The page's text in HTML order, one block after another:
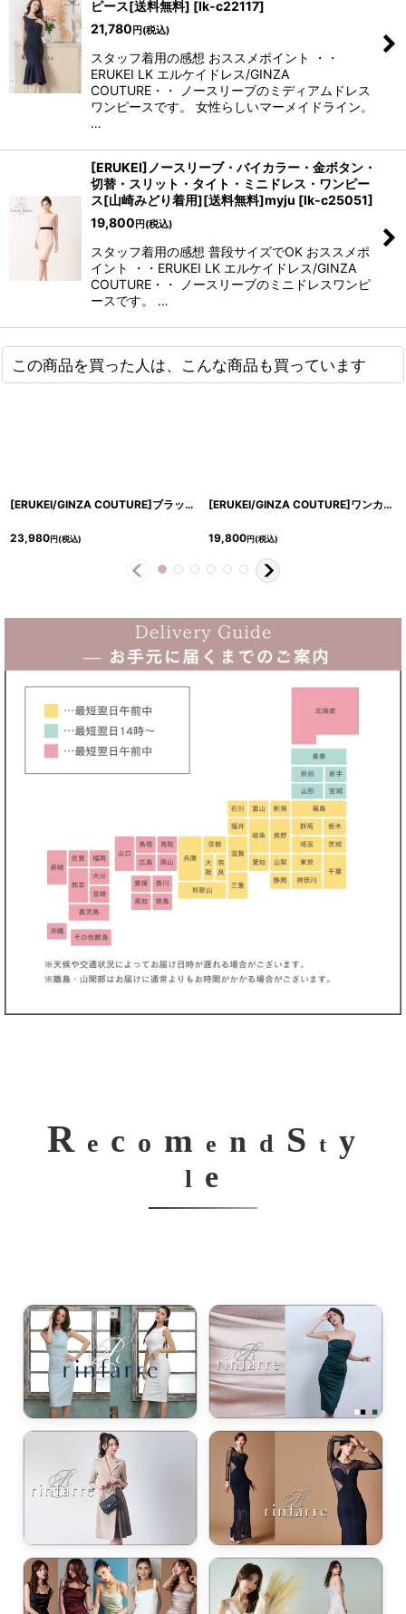
ピース[送料無料] [lk-c22117]
21,780 円 (税込)
スタッフ着用の感想 おススメポイント ・・
ERUKEI LK エルケイドレス/GINZA
COUTURE・・ ノースリーブのミディアムドレス
ワンピースです。 女性らしいマーメイドライン。
…
[ERUKEI]ノースリーブ・バイカラー・金ボタン・
切替・スリット・タイト・ミニドレス・ワンピー
ス[山崎みどり着用][送料無料]myju [lk-c25051]
19,800 円 (税込)
スタッフ着用の感想 普段サイズでOK おススメポ
イント ・・ERUKEI LK エルケイドレス/GINZA
COUTURE・・ ノースリーブのミニドレスワンピ
ースです。 …
この商品を買った人は、こんな商品も買っています
[ERUKEI/GINZA COUTURE]ブラック・シンプル・マーメイドライン・パフスリーブ・ミディアムドレス・ワンピース[送料無料]
23,980円(税込)
[ERUKEI/GINZA COUTURE]ワンカラー・異素材・シャーリング・ノースリーブ・シンプル・タイト・ミディアムドレス・ワンピース[送料無料]
19,800円(税込)
R e c o m e n d S t y
l e
ンピース
エレガンスをひとさじー
エット。 夏の視線を独り占めする「夏の主役ラップロングドレス」